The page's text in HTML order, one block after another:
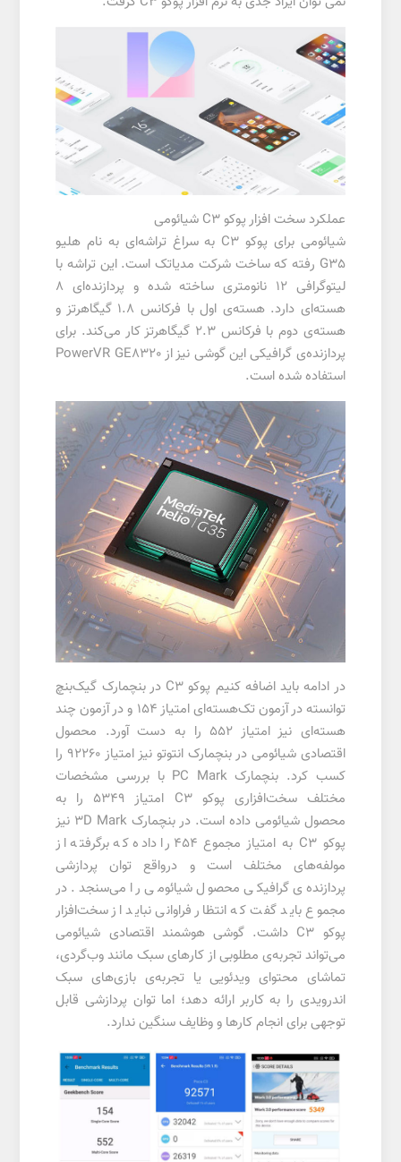
عملکرد سخت افزار پوکو C3 شیائومی
شیائومی برای پوکو C3 به سراغ تراشه‌ای به نام هلیو
G35 رفته که ساخت شرکت مدیاتک است. این تراشه با
لیتوگرافی ۱۲ نانومتری ساخته شده و پردازنده‌ای ۸
هسته‌ای دارد. هسته‌ی اول با فرکانس ۱.۸ گیگاهرتز و
هسته‌ی دوم با فرکانس ۲.۳ گیگاهرتز کار می‌کند. برای
پردازنده‌ی گرافیکی این گوشی نیز از PowerVR GE8320
استفاده شده است.
در ادامه باید اضافه کنیم پوکو C3 در بنچمارک گیک‌بنچ
توانسته در آزمون تک‌هسته‌ای امتیاز ۱۵۴ و در آزمون چند
هسته‌ای نیز امتیاز ۵۵۲ را به دست آورد. محصول
اقتصادی شیائومی در بنچمارک انتوتو نیز امتیاز ۹۲۲۶۰ را
کسب کرد. بنچمارک PC Mark با بررسی مشخصات
مختلف سخت‌افزاری پوکو C3 امتیاز ۵۳۴۹ را به
محصول شیائومی داده است. در بنچمارک 3D Mark نیز
پوکو C3 به امتیاز مجموع ۴۵۴ را داده که برگرفته از
مولفه‌های مختلف است و درواقع توان پردازشی
پردازنده‌ی گرافیکی محصول شیائومی را می‌سنجد. در
مجموع باید گفت که انتظار فراوانی نباید از سخت‌افزار
پوکو C3 داشت. گوشی هوشمند اقتصادی شیائومی
می‌تواند تجربه‌ی مطلوبی از کارهای سبک مانند وب‌گردی،
تماشای محتوای ویدئویی یا تجربه‌ی بازی‌های سبک
اندرویدی را به کاربر ارائه دهد؛ اما توان پردازشی قابل
توجهی برای انجام کارها و وظایف سنگین ندارد.